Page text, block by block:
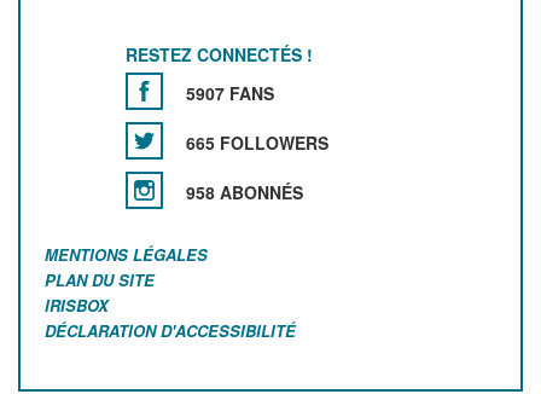
RESTEZ CONNECTÉS !
5907 FANS
665 FOLLOWERS
958 ABONNÉS
MENTIONS LÉGALES
PLAN DU SITE
IRISBOX
DÉCLARATION D'ACCESSIBILITÉ